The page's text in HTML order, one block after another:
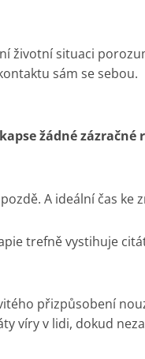
životní situaci
sám se sebou.
žádné
A ideální čas ke
trefně vystihuje
přizpůsobení
víry v lidi, dokud